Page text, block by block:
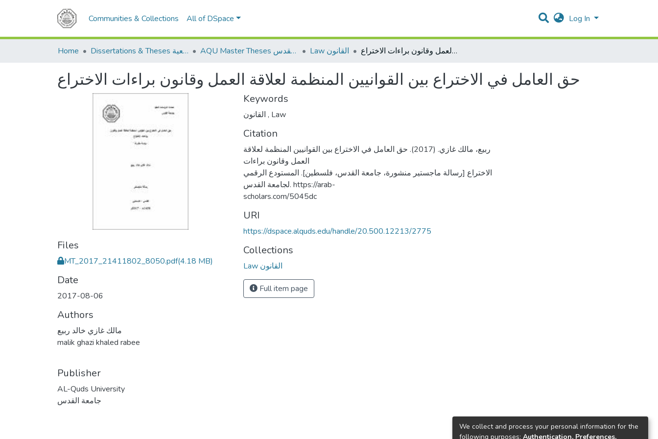
Communities & Collections All of DSpace Log In
Home Dissertations & Theses الرسائل الجامعية AQU Master Theses الرسائل الجامعية الخاصة بجامعة القدس Law القانون حق العامل في الاختراع بين القوانيين المنظمة لعلاقة العمل وقانون براءات الاختراع
حق العامل في الاختراع بين القوانيين المنظمة لعلاقة العمل وقانون براءات الاختراع
Files
MT_2017_21411802_8050.pdf(4.18 MB)
Date
2017-08-06
Authors
مالك غازي خالد ربيع
malik ghazi khaled rabee
Publisher
AL-Quds University
جامعة القدس
Keywords
, Law
Citation
ربيع، مالك غازي. (2017). حق العامل في الاختراع بين القوانيين المنظمة لعلاقة
العمل وقانون براءات
الاختراع [رسالة ماجستير منشورة، جامعة القدس، فلسطين]. المستودع الرقمي
لجامعة القدس. https://arab-
scholars.com/5045dc
URI
https://dspace.alquds.edu/handle/20.500.12213/2775
Collections
Law القانون
Full item page
We collect and process your personal information for the
following purposes: Authentication, Preferences,